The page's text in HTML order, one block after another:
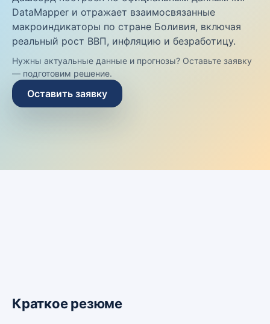
DataMapper и отражает взаимосвязанные
макроиндикаторы по стране Боливия, включая
реальный рост ВВП, инфляцию и безработицу.
Нужны актуальные данные и прогнозы? Оставьте заявку
— подготовим решение.
Оставить заявку
Краткое резюме